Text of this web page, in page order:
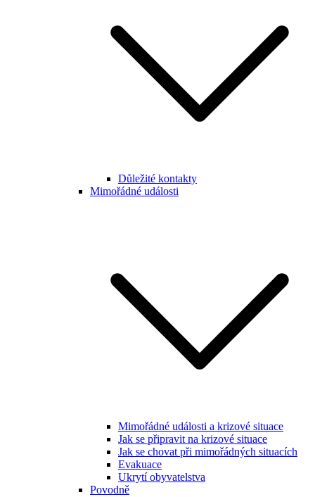
Důležité kontakty
Mimořádné události
Mimořádné události a krizové situace
Jak se připravit na krizové situace
Jak se chovat při mimořádných situacích
Evakuace
Ukrytí obyvatelstva
Povodně